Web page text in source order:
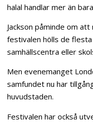
halal handlar mer än
Jackson påminde om att
festivalen hölls de
samhällscentra eller
Men evenemanget
samfundet nu har
huvudstaden.
Festivalen har också